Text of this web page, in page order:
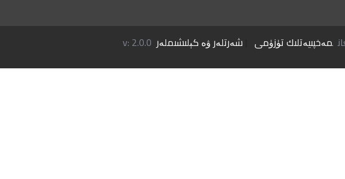
مەخپىيەتلىك تۈزۈمى شەرتلەر ۋە كېلىشىملەر v: 2.0.0